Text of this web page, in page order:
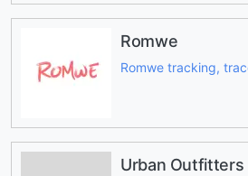
Romwe
Romwe tracking,
Urban Outfitters